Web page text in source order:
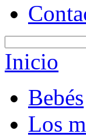
Inicio
Bebés
Los